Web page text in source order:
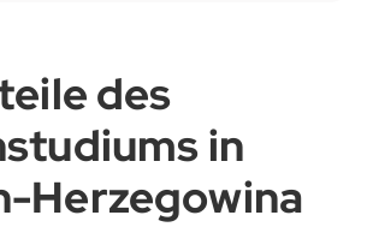
des
in
Herzegowina